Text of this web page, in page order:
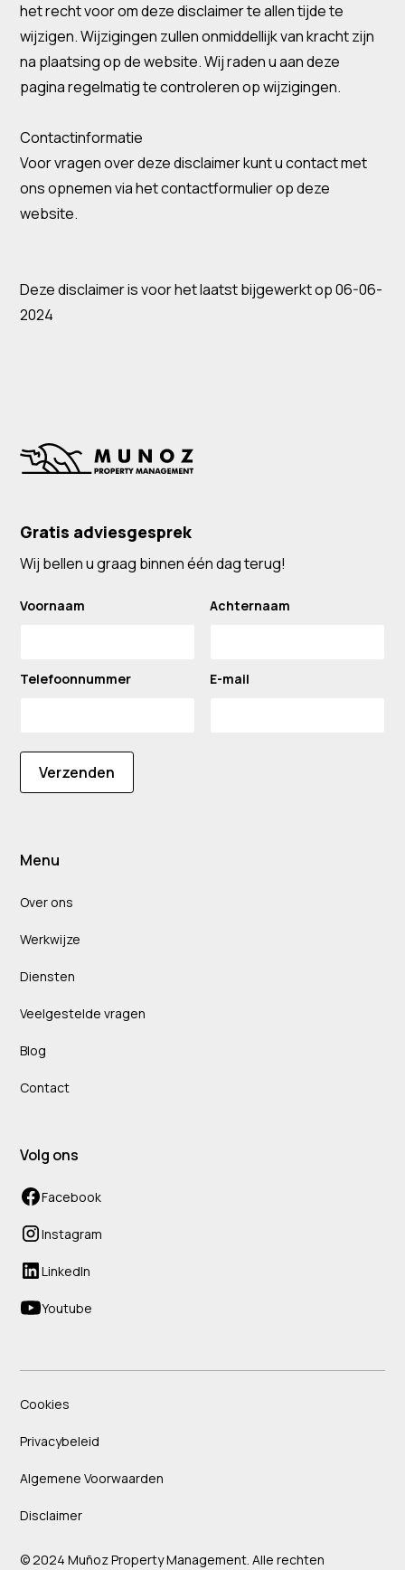
het recht voor om deze disclaimer te allen tijde te
wijzigen. Wijzigingen zullen onmiddellijk van kracht zijn
na plaatsing op de website. Wij raden u aan deze
pagina regelmatig te controleren op wijzigingen.
Contactinformatie
Voor vragen over deze disclaimer kunt u contact met
ons opnemen via het contactformulier op deze
website.
Deze disclaimer is voor het laatst bijgewerkt op 06-06-
2024
Gratis adviesgesprek
Wij bellen u graag binnen één dag terug!
Voornaam Achternaam
Telefoonnummer E-mail
Verzenden
Menu
Over ons
Werkwijze
Diensten
Veelgestelde vragen
Blog
Contact
Volg ons
Facebook
Instagram
LinkedIn
Youtube
© 2024 Muñoz Property Management. Alle rechten
Cookies
Privacybeleid
Algemene Voorwaarden
Disclaimer